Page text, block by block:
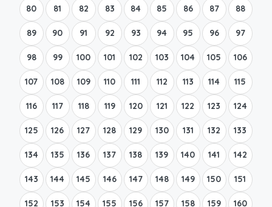
80 81 82 83 84 85 86 87 88
89 90 91 92 93 94 95 96 97
98 99 100 101 102 103 104 105 106
107 108 109 110 111 112 113 114 115
116 117 118 119 120 121 122 123 124
125 126 127 128 129 130 131 132 133
134 135 136 137 138 139 140 141 142
143 144 145 146 147 148 149 150 151
152 153 154 155 156 157 158 159 160